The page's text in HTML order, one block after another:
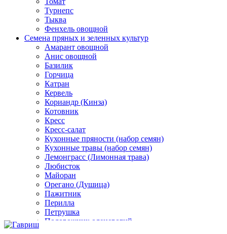
Турнепс
Тыква
Фенхель овощной
Семена пряных и зеленных культур
Амарант овощной
Анис овощной
Базилик
Горчица
Катран
Кервель
Кориандр (Кинза)
Котовник
Кресс
Кресс-салат
Кухонные пряности (набор семян)
Кухонные травы (набор семян)
Лемонграсс (Лимонная трава)
Любисток
Майоран
Орегано (Душица)
Пажитник
Перилла
Петрушка
Подорожник оленерогий